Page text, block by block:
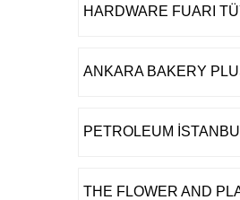
HARDWARE FUARI
ANKARA BAKERY
PETROLEUM
THE FLOWER AND